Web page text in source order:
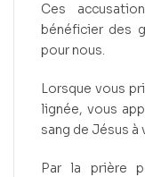
Ces
bénéficier des
pour nous.
Lorsque vous
lignée, vous
sang de Jésus à
Par la prière